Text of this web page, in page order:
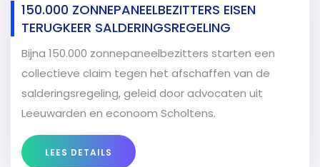
150.000 ZONNEPANEELBEZITTERS EISEN
TERUGKEER SALDERINGSREGELING
Bijna 150.000 zonnepaneelbezitters starten een
collectieve claim tegen het afschaffen van de
salderingsregeling, geleid door advocaten uit
Leeuwarden en econoom Scholtens.
LEES DETAILS